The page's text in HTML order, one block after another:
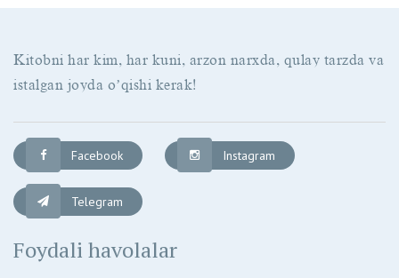
Kitobni har kim, har kuni, arzon narxda, qulay tarzda va
istalgan joyda oʼqishi kerak!
Facebook Instagram
Telegram
Foydali havolalar